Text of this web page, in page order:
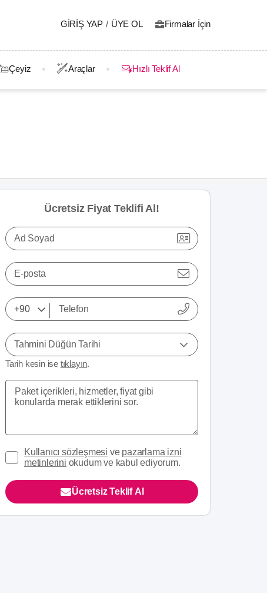
GIRIŞ YAP / ÜYE OL Firmalar İçin
Çeyiz Araçlar Hızlı Teklif Al
Ücretsiz Fiyat Teklifi Al!
Ad Soyad
E-posta
Tahmini Düğün Tarihi
Tarih kesin ise tıklayın.
Kullanıcı sözleşmesi ve pazarlama izni
metinlerini okudum ve kabul ediyorum.
Ücretsiz Teklif Al